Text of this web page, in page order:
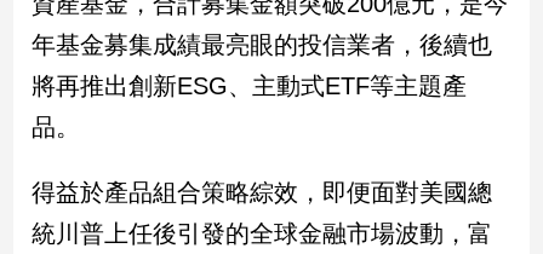
觀
點
兩
岸/
際
會/
年基金募集成績最亮眼的投信業者，後續也
將再推出創新ESG、主動式ETF等主題產
品。
得益於產品組合策略綜效，即便面對美國總
統川普上任後引發的全球金融市場波動，富